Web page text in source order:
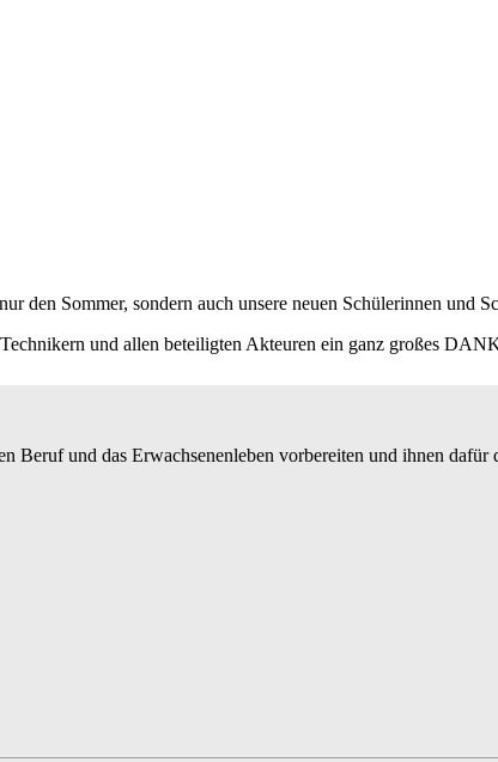
den Sommer, sondern auch unsere neuen Schülerinnen und
und allen beteiligten Akteuren ein ganz großes
Beruf und das Erwachsenenleben vorbereiten und ihnen